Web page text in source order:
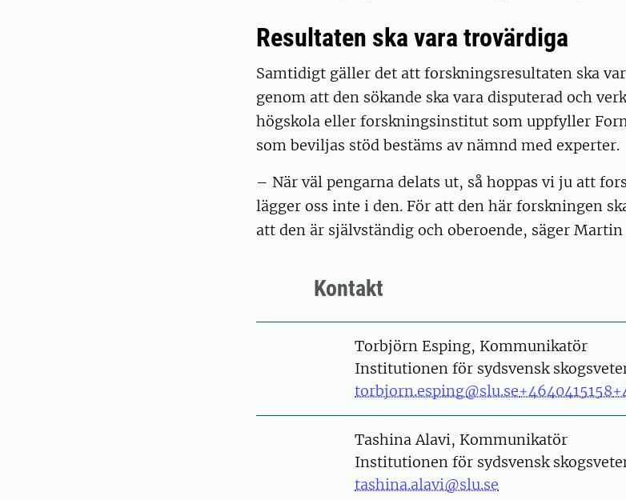
Resultaten ska vara trovärdiga
Samtidigt gäller det att forskningsresultaten ska
genom att den sökande ska vara disputerad och
högskola eller forskningsinstitut som uppfyller
som beviljas stöd bestäms av nämnd med experter.
– När väl pengarna delats ut, så hoppas vi ju att
lägger oss inte i den. För att den här forskningen
att den är självständig och oberoende, säger
Kontakt
PersonTorbjörn Esping, Kommunikatör
Institutionen för sydsvensk
torbjorn.esping@slu.se+4640415158
PersonTashina Alavi, Kommunikatör
Institutionen för sydsvensk
tashina.alavi@slu.se